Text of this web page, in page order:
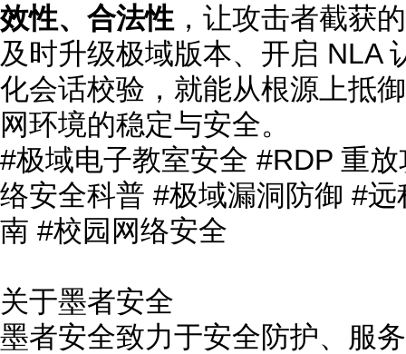
效性、合法性 ，让攻击者截获
及时升级极域版本、开启 NLA
化会话校验，就能从根源上抵
网环境的稳定与安全。
#极域电子教室安全 #RDP 重
络安全科普 #极域漏洞防御 #
南 #校园网络安全
关于墨者安全
墨者安全致力于安全防护、服